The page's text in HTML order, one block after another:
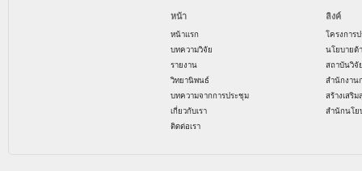
หน้า
หน้าแรก
บทความวิจัย
รายงาน
วิทยานิพนธ์
บทความจากการประชุม
เกี่ยวกับเรา
ติดต่อเรา
ลิงค์
โครงการ
นโยบายด้
สถาบันวิจั
สำนักงาน
สร้างเสริ
สำนักนโย